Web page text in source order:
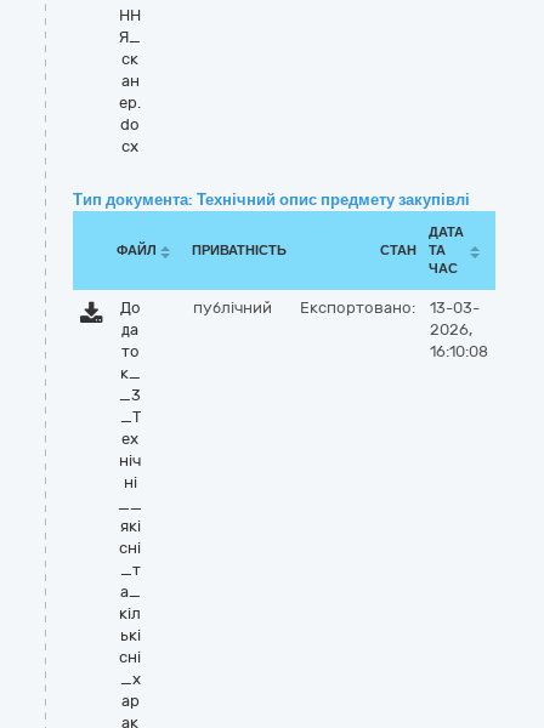
НН
Я_
ск
ан
ер.
do
cx
Тип документа: Технічний опис предмету закупівлі
ФАЙЛ ПРИВАТНІСТЬ СТАН
ДАТА
ТА
ЧАС
До
да
то
к_
_3
_Т
ех
ніч
ні
__
які
сні
_т
а_
кіл
ькі
сні
_х
ар
ак
публічний Експортовано:
13-03-
2026,
16:10:08